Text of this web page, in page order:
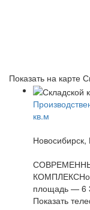
Показать на карте
кв.м
Новосибирск,
площадь — 6
Показать